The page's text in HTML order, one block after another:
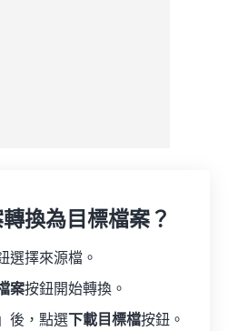
換為目標檔案？
選擇來源檔。
案按鈕開始轉換。
後，點選 下載目標檔按鈕。